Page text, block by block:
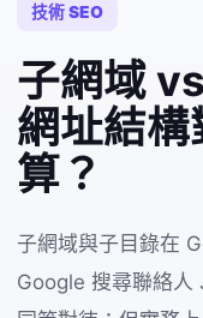
技術 SEO
子網域
網址結構
算？
子網域與子目錄在
Google 搜尋聯絡人